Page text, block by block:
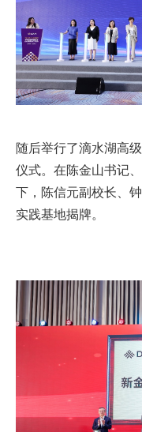
随后举行了滴水湖高
仪式。在陈金山书记
下，陈信元副校长、
实践基地揭牌。